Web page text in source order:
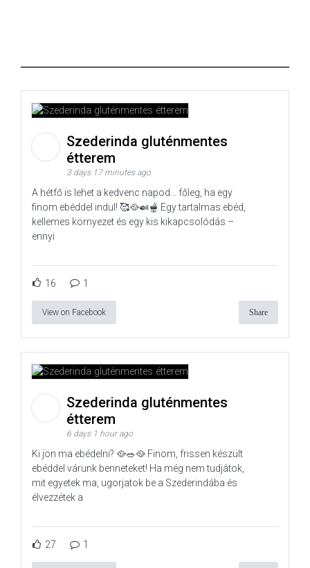
Szederinda gluténmentes
étterem
3 days 17 minutes ago
A hétfő is lehet a kedvenc napod… főleg, ha egy
finom ebéddel indul! 🥰🥘🍛🫕 Egy tartalmas ebéd,
kellemes környezet és egy kis kikapcsolódás –
ennyi
16 1
View on Facebook Share
Szederinda gluténmentes
étterem
6 days 1 hour ago
Ki jön ma ebédelni? 🥘🥗🥘 Finom, frissen készült
ebéddel várunk benneteket! Ha még nem tudjátok,
mit egyetek ma, ugorjatok be a Szederindába és
élvezzétek a
27 1